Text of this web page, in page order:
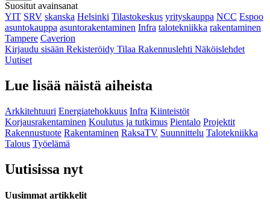
Suositut avainsanat
YIT SRV skanska Helsinki Tilastokeskus yrityskauppa NCC Espoo
asuntokauppa asuntorakentaminen Infra talotekniikka rakentaminen
Tampere Caverion
Kirjaudu sisään Rekisteröidy Tilaa Rakennuslehti Näköislehdet
Uutiset
Lue lisää näistä aiheista
Arkkitehtuuri Energiatehokkuus Infra Kiinteistöt
Korjausrakentaminen Koulutus ja tutkimus Pientalo Projektit
Rakennustuote Rakentaminen RaksaTV Suunnittelu Talotekniikka
Talous Työelämä
Uutisissa nyt
Uusimmat artikkelit